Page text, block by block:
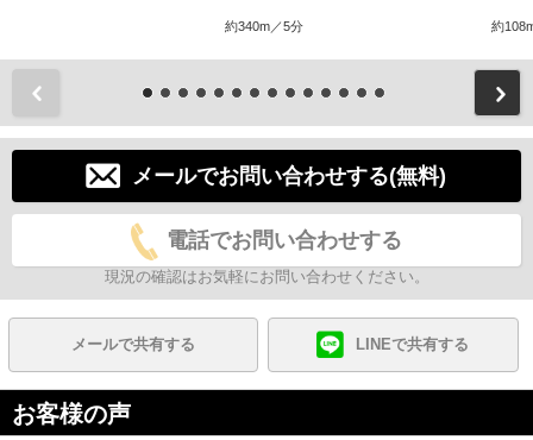
約340m／5分 約
メールでお問い合わせする(無料)
電話でお問い合わせする
現況の確認はお気軽にお問い合わせください。
メールで共有する LINEで共有する
お客様の声